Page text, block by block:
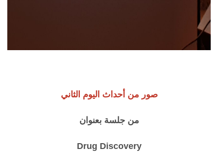
صور من أحداث اليوم الثاني
من جلسة بعنوان
Drug Discovery